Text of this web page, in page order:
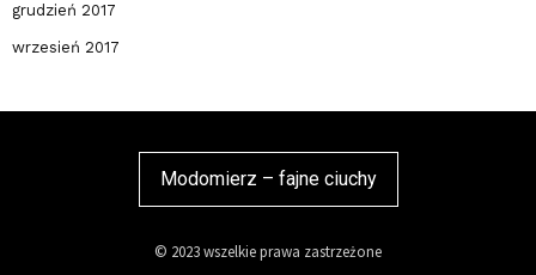
grudzień 2017
wrzesień 2017
Modomierz – fajne ciuchy
© 2023 wszelkie prawa zastrzeżone